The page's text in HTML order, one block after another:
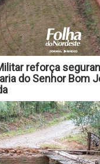
reforça
do Senhor Bom